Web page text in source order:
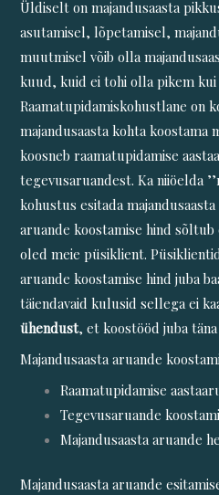
Üldiselt on majandusaasta
asutamisel, lõpetamisel,
muutmisel võib olla
kuud, kuid ei tohi olla pikem kui
Raamatupidamiskohustlane on
majandusaasta kohta koostama
koosneb raamatupidamise
tegevusaruandest. Ka niiöelda
kohustus esitada
aruande koostamise hind
oled meie püsiklient.
aruande koostamise hind juba
täiendavaid kulusid sellega ei
ühendust, et koostööd juba
Majandusaasta aruande
Raamatupidamise
Tegevusaruande
Majandusaasta aruande
Majandusaasta aruande